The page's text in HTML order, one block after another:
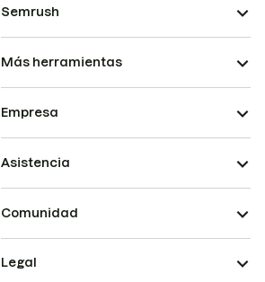
Semrush
Más herramientas
Empresa
Asistencia
Comunidad
Legal